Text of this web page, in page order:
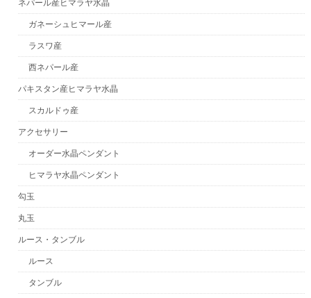
ネパール産ヒマラヤ水晶
ガネーシュヒマール産
ラスワ産
西ネパール産
パキスタン産ヒマラヤ水晶
スカルドゥ産
アクセサリー
オーダー水晶ペンダント
ヒマラヤ水晶ペンダント
勾玉
丸玉
ルース・タンブル
ルース
タンブル